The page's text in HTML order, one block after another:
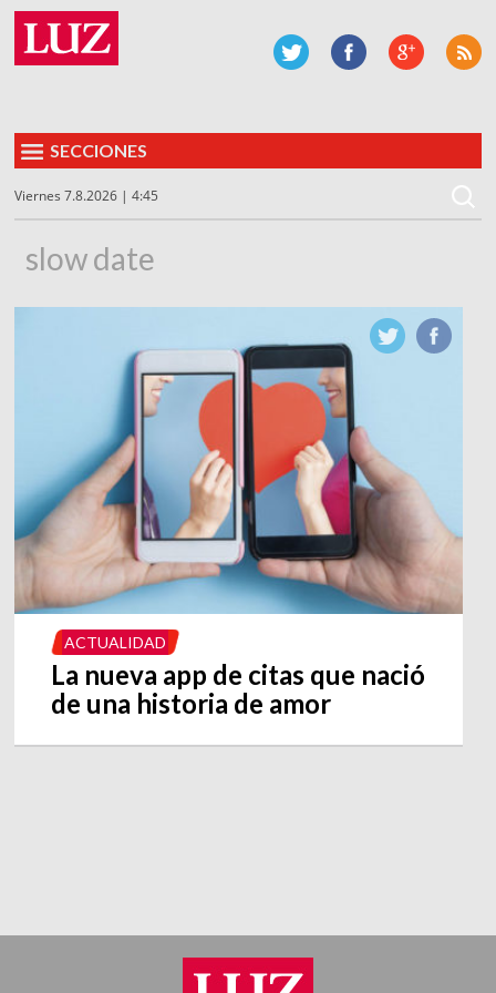
SECCIONES
Viernes 7.8.2026 | 4:45
slow date
ACTUALIDAD
La nueva app de citas que nació
de una historia de amor